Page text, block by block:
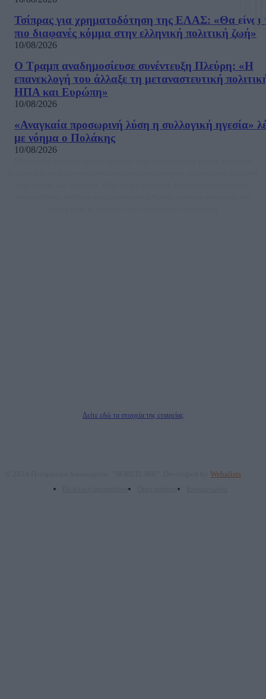
Τσίπρας για χρηματοδότηση της ΕΛΑΣ: «Θα είναι
πιο διαφανές κόμμα στην ελληνική πολιτική ζωή»
10/08/2026
Ο Τραμπ αναδημοσίευσε συνέντευξη Πλεύρη: «Η
επανεκλογή του άλλαξε τη μεταναστευτική
ΗΠΑ και Ευρώπη»
10/08/2026
«Αναγκαία προσωρινή λύση η συλλογική ηγεσία»
με νόημα ο Πολάκης
10/08/2026
Δείτε εδώ τα στοιχεία της εταιρείας
Webalists